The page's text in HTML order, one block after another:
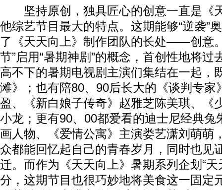
坚持原创，独具匠心的创意一直是《
他综艺节目最大的特点。这期能够“逆袭”
了《天天向上》制作团队的长处——创意
节”启用“暑期神剧”的概念，首创性地将过
高不下的暑期电视剧主演们集结在一起，
滩》；也有陪80、90后长大的《谈判专家
盈、《新白娘子传奇》赵雅芝陈美琪、《
小龙；更有90、00都爱看的迪士尼经典兔
画人物、《爱情公寓》主演娄艺潇刘萌萌
众都能回忆起自己的青春岁月，同时也见
迁。而作为《天天向上》暑期系列企划“天
分，这期节目也很巧妙地将美食这一固定